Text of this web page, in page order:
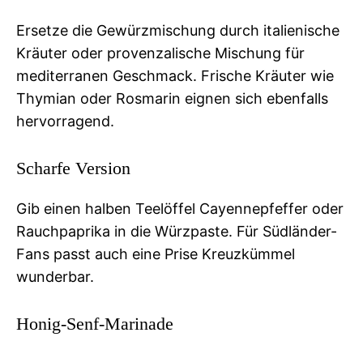
Ersetze die Gewürzmischung durch italienische
Kräuter oder provenzalische Mischung für
mediterranen Geschmack. Frische Kräuter wie
Thymian oder Rosmarin eignen sich ebenfalls
hervorragend.
Scharfe Version
Gib einen halben Teelöffel Cayennepfeffer oder
Rauchpaprika in die Würzpaste. Für Südländer-
Fans passt auch eine Prise Kreuzkümmel
wunderbar.
Honig-Senf-Marinade